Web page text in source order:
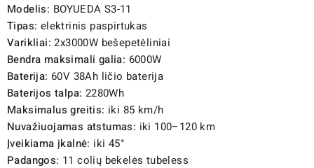
Modelis: BOYUEDA S3-11
Tipas: elektrinis paspirtukas
Varikliai: 2x3000W bešepetėliniai
Bendra maksimali galia: 6000W
Baterija: 60V 38Ah ličio baterija
Baterijos talpa: 2280Wh
Maksimalus greitis: iki 85 km/h
Nuvažiuojamas atstumas: iki 100–120 km
Įveikiama įkalnė: iki 45°
Padangos: 11 colių bekelės tubeless